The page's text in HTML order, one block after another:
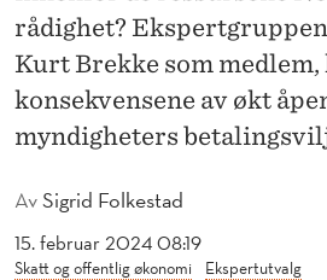
F
O
R
P
R
AvSigrid Folkestad
15. februar 2024 08:19
Skatt og offentlig økonomi Ekspertutvalg
rådighet?
Kurt Brekke som
konsekvensene av økt
myndigheters